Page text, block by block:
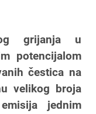
grijanja u
potencijalom
čestica na
velikog broja
jednim